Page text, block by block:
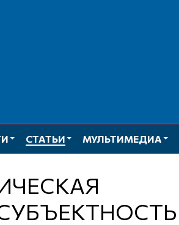
СТАТЬИ МУЛЬТИМЕДИА